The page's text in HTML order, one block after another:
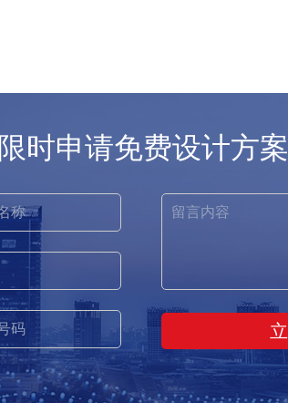
限时申请免费设计方案